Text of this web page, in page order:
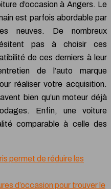
d’occasion à Angers. Le
est parfois abordable par
neuves. De nombreux
pas à choisir ces
de ces derniers à leur
de l’auto marque
réaliser votre acquisition.
bien qu’un moteur déjà
Enfin, une voiture
comparable à celle des
permet de réduire les
d’occasion pour trouver le